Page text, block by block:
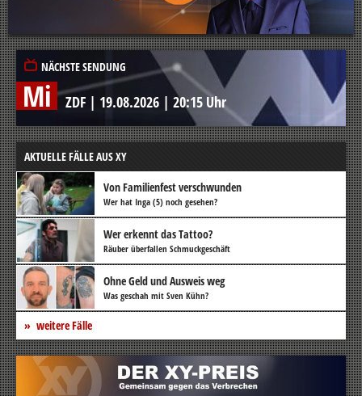
NÄCHSTE SENDUNG
Mi ZDF | 19.08.2026 | 20:15 Uhr
AKTUELLE FÄLLE AUS XY
Von Familienfest verschwunden
Wer hat Inga (5) noch gesehen?
Wer erkennt das Tattoo?
Räuber überfallen Schmuckgeschäft
Ohne Geld und Ausweis weg
Was geschah mit Sven Kühn?
weitere Fälle